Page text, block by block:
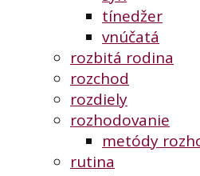
tínedžer
vnúčatá
rozbitá rodina
rozchod
rozdiely
rozhodovanie
metódy
rutina